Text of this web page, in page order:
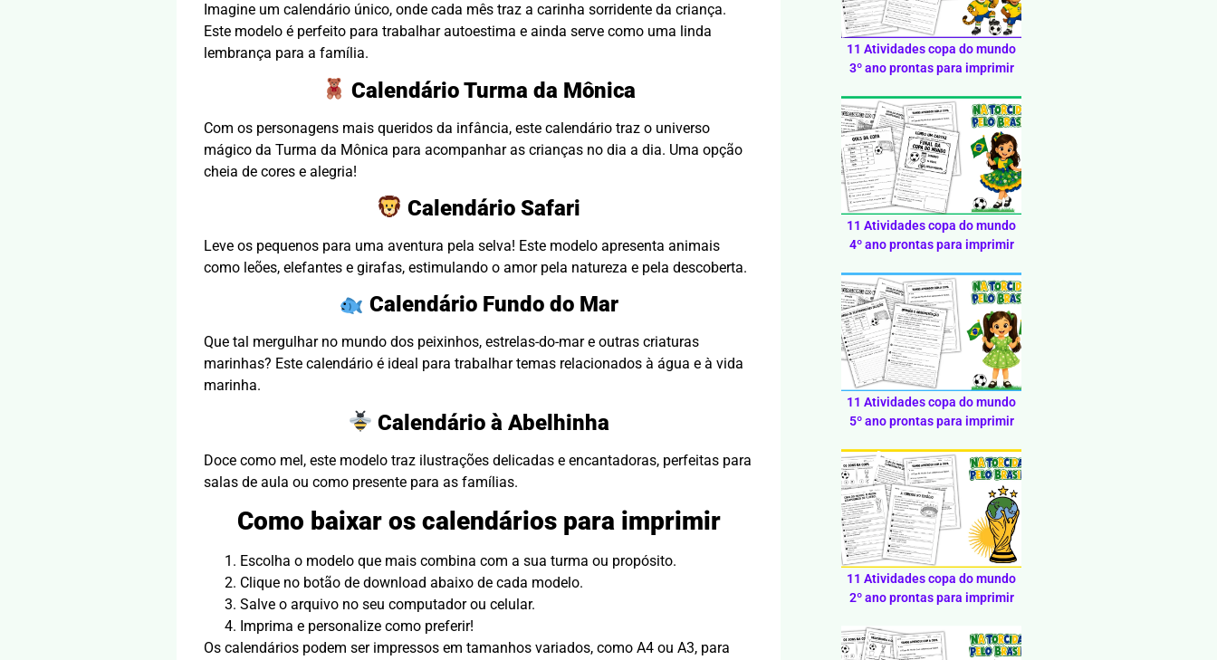
Imagine um calendário único, onde cada mês traz a carinha sorridente da criança.
Este modelo é perfeito para trabalhar autoestima e ainda serve como uma linda
lembrança para a família.
Calendário Turma da Mônica
Com os personagens mais queridos da infância, este calendário traz o universo
mágico da Turma da Mônica para acompanhar as crianças no dia a dia. Uma opção
cheia de cores e alegria!
Calendário Safari
Leve os pequenos para uma aventura pela selva! Este modelo apresenta animais
como leões, elefantes e girafas, estimulando o amor pela natureza e pela descoberta.
Calendário Fundo do Mar
Que tal mergulhar no mundo dos peixinhos, estrelas-do-mar e outras criaturas
marinhas? Este calendário é ideal para trabalhar temas relacionados à água e à vida
marinha.
Calendário à Abelhinha
Doce como mel, este modelo traz ilustrações delicadas e encantadoras, perfeitas para
salas de aula ou como presente para as famílias.
Como baixar os calendários para imprimir
Escolha o modelo que mais combina com a sua turma ou propósito.
Clique no botão de download abaixo de cada modelo.
Salve o arquivo no seu computador ou celular.
Imprima e personalize como preferir!
Os calendários podem ser impressos em tamanhos variados, como A4 ou A3, para
11 Atividades copa do mundo
3º ano prontas para imprimir
11 Atividades copa do mundo
4º ano prontas para imprimir
11 Atividades copa do mundo
5º ano prontas para imprimir
11 Atividades copa do mundo
2º ano prontas para imprimir